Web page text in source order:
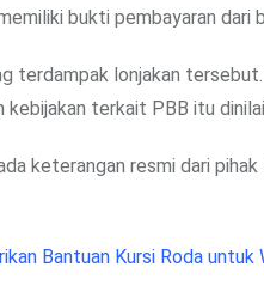
bukti pembayaran dari
terdampak lonjakan
terkait PBB itu
keterangan resmi dari
Bantuan Kursi Roda untuk